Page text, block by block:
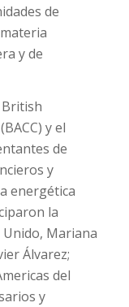
de
y de
y el
de
y
energética
la
Mariana
Álvarez;
del
y